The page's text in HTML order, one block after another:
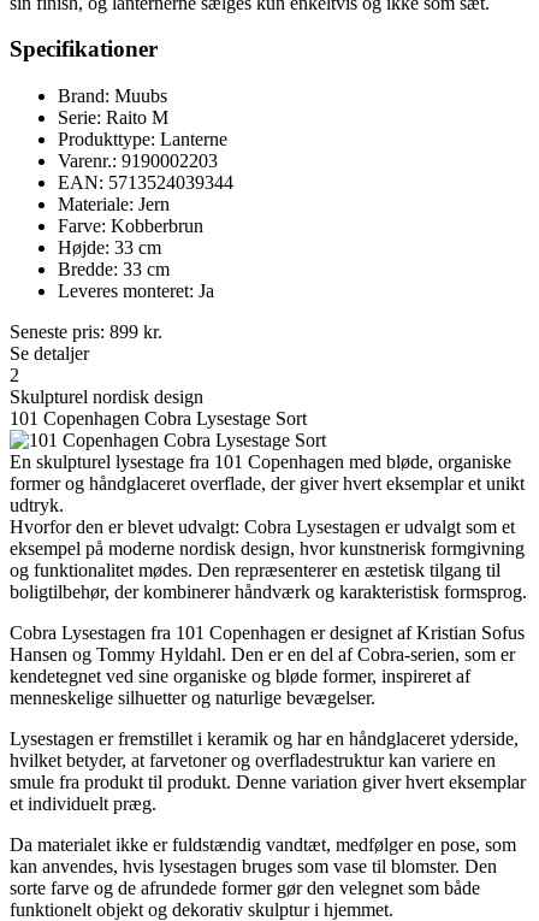
Specifikationer
Brand: Muubs
Serie: Raito M
Produkttype: Lanterne
Varenr.: 9190002203
EAN: 5713524039344
Materiale: Jern
Farve: Kobberbrun
Højde: 33 cm
Bredde: 33 cm
Leveres monteret: Ja
Seneste pris: 899 kr.
Se detaljer
2
Skulpturel nordisk design
101 Copenhagen Cobra Lysestage Sort
En skulpturel lysestage fra 101 Copenhagen med bløde, organiske
former og håndglaceret overflade, der giver hvert eksemplar et unikt
udtryk.
Hvorfor den er blevet udvalgt: Cobra Lysestagen er udvalgt som et
eksempel på moderne nordisk design, hvor kunstnerisk formgivning
og funktionalitet mødes. Den repræsenterer en æstetisk tilgang til
boligtilbehør, der kombinerer håndværk og karakteristisk formsprog.
Cobra Lysestagen fra 101 Copenhagen er designet af Kristian Sofus
Hansen og Tommy Hyldahl. Den er en del af Cobra-serien, som er
kendetegnet ved sine organiske og bløde former, inspireret af
menneskelige silhuetter og naturlige bevægelser.
Lysestagen er fremstillet i keramik og har en håndglaceret yderside,
hvilket betyder, at farvetoner og overfladestruktur kan variere en
smule fra produkt til produkt. Denne variation giver hvert eksemplar
et individuelt præg.
Da materialet ikke er fuldstændig vandtæt, medfølger en pose, som
kan anvendes, hvis lysestagen bruges som vase til blomster. Den
sorte farve og de afrundede former gør den velegnet som både
funktionelt objekt og dekorativ skulptur i hjemmet.